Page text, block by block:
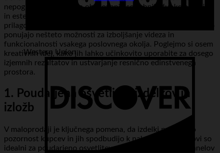
Western Union
nepogrešljivo orodje za oblikovanje sodobnih, funkcionalnih
in estetsko privlačnih ambientov. Z njihovo izjemno
prilagodljivostjo, dolgotrajnostjo in energetsko učinkovitostjo
ponujajo nešteto možnosti za izboljšanje videza in
funkcionalnosti vsakega poslovnega okolja. Poglejmo si osem
kreativnih idej, kako jih lahko učinkovito uporabite za dosego
izjemnih rezultatov in ustvarjanje resnično edinstvenega
prostora.
1. Poudarjena osvetlitev izdelkov in
izložb
V maloprodaji je ključnega pomena, da izdelki pritegnejo
pozornost kupcev in jih spodbudijo k nakupu. LED trakovi so
idealni za poudarjeno osvetlitev vitrin, polic, stenskih panelov